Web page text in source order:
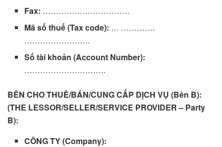
Fax: ……………………………
Mã số thuế (Tax code): … ………….
…………………….
Số tài khoản (Account Number):
………………………….
BÊN CHO THUÊ/BÁN/CUNG CẤP DỊCH VỤ (Bên B):
(THE LESSOR/SELLER/SERVICE PROVIDER – Party
B):
CÔNG TY (Company):